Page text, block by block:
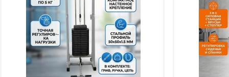
ПОДАРКИ НА